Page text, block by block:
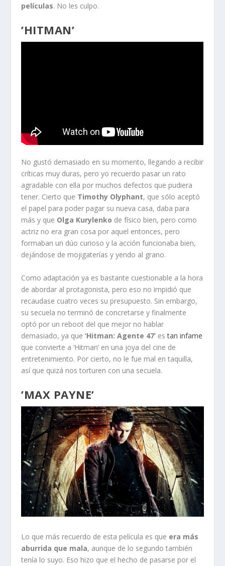
películas. No les culpo.
’HITMAN’
No gustó demasiado en su momento, llegando a recibir
críticas muy duras, pero yo recuerdo pasar un rato
agradable con ella por muchos defectos que pudiera
tener. Cierto que Timothy Olyphant, que sólo aceptó
el papel para poder pagar su nueva casa, daba para
más y que Olga Kurylenko de físico bien, pero como
actriz no era gran cosa por aquel entonces, pero
formaban un dúo curioso y la acción funcionaba bien,
dejándose de mojigaterías y yendo al grano.
Como adaptación ya es bastante cuestionable a la hora
de abordar al protagonista, pero eso no impidió que
recaudase cuatro veces su presupuesto. Sin embargo,
su secuela no terminó de concretarse y finalmente
optó por un reboot del que mejor no hablar
demasiado, ya que‘Hitman: Agente 47’ estan infame
que convierte a ‘Hitman’ en una joya del cine de
entretenimiento. Por cierto, no le fue mal en taquilla,
así que quizá nos torturen con una secuela.
’MAX PAYNE’
Lo que más recuerdo de esta película es que era más
aburrida que mala, aunque de lo segundo también
tenía lo suyo. Eso hizo que el hecho de pasarse por el